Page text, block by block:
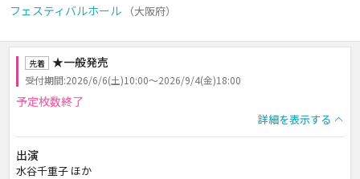
フェスティバルホール （大阪府）
先着 ★一般発売
受付期間:2026/6/6(土)10:00～2026/9/4(金)18:00
予定枚数終了
詳細を表示する
出演
水谷千重子 ほか